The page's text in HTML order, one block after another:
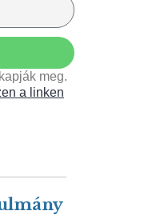
meg.
a linken